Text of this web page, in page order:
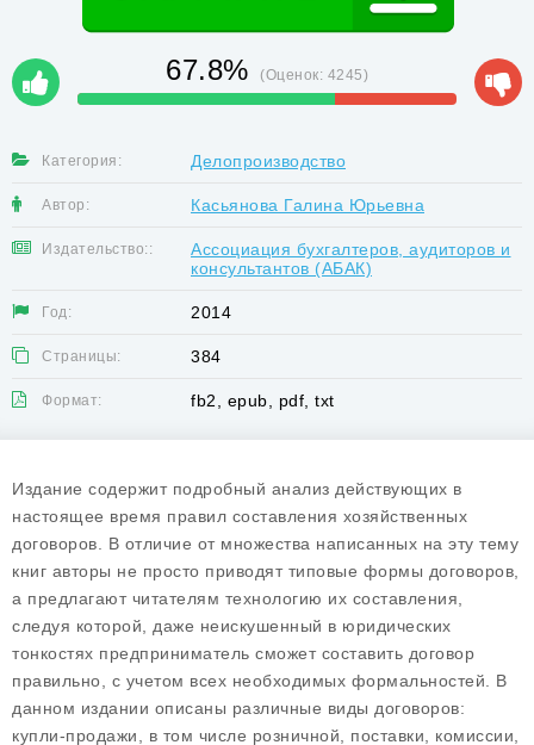
67.8% (Оценок: 4245)
Категория: Делопроизводство
Автор: Касьянова Галина Юрьевна
Издательство::
Ассоциация бухгалтеров, аудиторов и
консультантов (АБАК)
Год: 2014
Страницы: 384
Формат: fb2, epub, pdf, txt
Издание содержит подробный анализ действующих в
настоящее время правил составления хозяйственных
договоров. В отличие от множества написанных на эту тему
книг авторы не просто приводят типовые формы договоров,
а предлагают читателям технологию их составления,
следуя которой, даже неискушенный в юридических
тонкостях предприниматель сможет составить договор
правильно, с учетом всех необходимых формальностей. В
данном издании описаны различные виды договоров:
купли-продажи, в том числе розничной, поставки, комиссии,